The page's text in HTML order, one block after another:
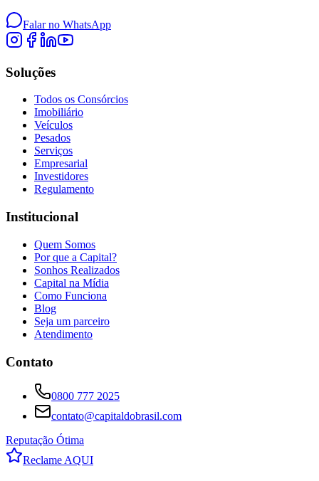
Falar no WhatsApp
Soluções
Todos os Consórcios
Imobiliário
Veículos
Pesados
Serviços
Empresarial
Investidores
Regulamento
Institucional
Quem Somos
Por que a Capital?
Sonhos Realizados
Capital na Mídia
Como Funciona
Blog
Seja um parceiro
Atendimento
Contato
0800 777 2025
contato@capitaldobrasil.com
Reputação Ótima
Reclame AQUI